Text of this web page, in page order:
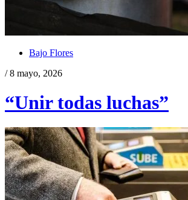
Bajo Flores
/ 8 mayo, 2026
“Unir todas luchas”